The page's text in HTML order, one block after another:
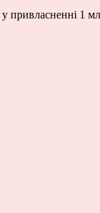
1